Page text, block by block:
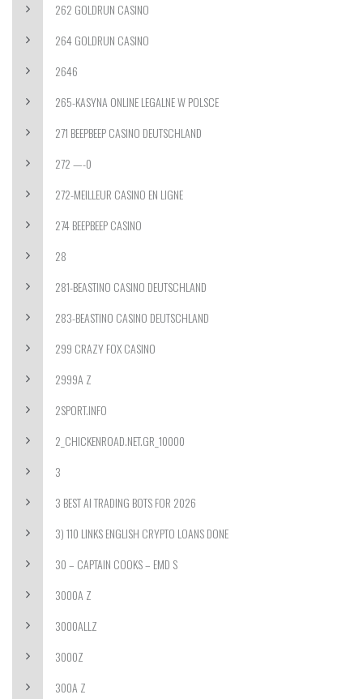
262 GOLDRUN CASINO
264 GOLDRUN CASINO
2646
265-KASYNA ONLINE LEGALNE W POLSCE
271 BEEPBEEP CASINO DEUTSCHLAND
272 —-0
272-MEILLEUR CASINO EN LIGNE
274 BEEPBEEP CASINO
28
281-BEASTINO CASINO DEUTSCHLAND
283-BEASTINO CASINO DEUTSCHLAND
299 CRAZY FOX CASINO
2999A Z
2SPORT.INFO
2_CHICKENROAD.NET.GR_10000
3
3 BEST AI TRADING BOTS FOR 2026
3) 110 LINKS ENGLISH CRYPTO LOANS DONE
30 – CAPTAIN COOKS – EMD S
3000A Z
3000ALLZ
3000Z
300A Z